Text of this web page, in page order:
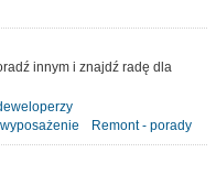
innym i znajdź radę dla
Remont - porady